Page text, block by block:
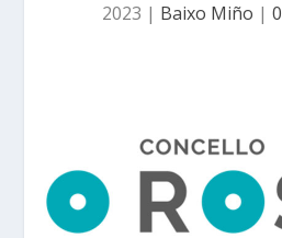
2023 | Baixo Miño | 0